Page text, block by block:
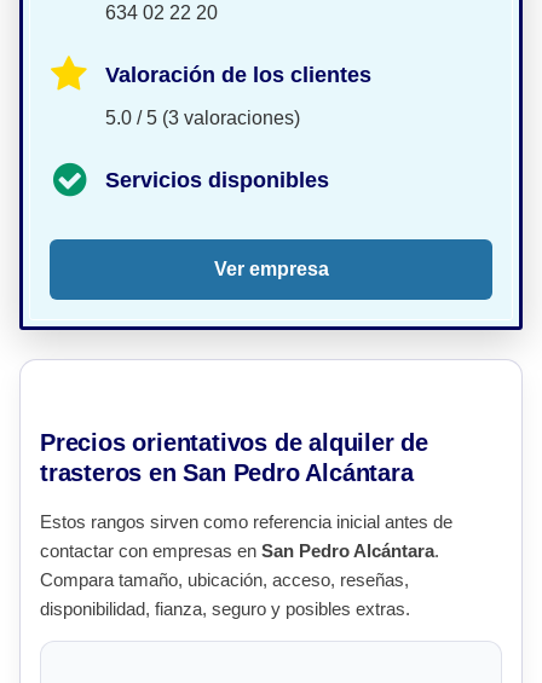
634 02 22 20
Valoración de los clientes
5.0 / 5 (3 valoraciones)
Servicios disponibles
Ver empresa
Precios orientativos de alquiler de
trasteros en San Pedro Alcántara
Estos rangos sirven como referencia inicial antes de
contactar con empresas en San Pedro Alcántara.
Compara tamaño, ubicación, acceso, reseñas,
disponibilidad, fianza, seguro y posibles extras.